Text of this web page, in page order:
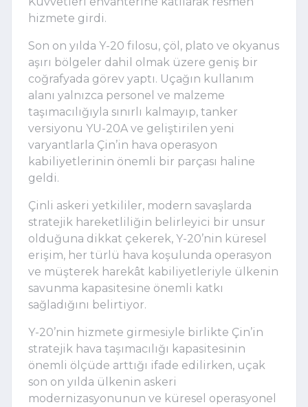
hizmete girdi.
Son on yılda Y-20 filosu, çöl, plato ve okyanus
aşırı bölgeler dahil olmak üzere geniş bir
coğrafyada görev yaptı. Uçağın kullanım
alanı yalnızca personel ve malzeme
taşımacılığıyla sınırlı kalmayıp, tanker
versiyonu YU-20A ve geliştirilen yeni
varyantlarla Çin’in hava operasyon
kabiliyetlerinin önemli bir parçası haline
geldi.
Çinli askeri yetkililer, modern savaşlarda
stratejik hareketliliğin belirleyici bir unsur
olduğuna dikkat çekerek, Y-20’nin küresel
erişim, her türlü hava koşulunda operasyon
ve müşterek harekât kabiliyetleriyle ülkenin
savunma kapasitesine önemli katkı
sağladığını belirtiyor.
Y-20’nin hizmete girmesiyle birlikte Çin’in
stratejik hava taşımacılığı kapasitesinin
önemli ölçüde arttığı ifade edilirken, uçak
son on yılda ülkenin askeri
modernizasyonunun ve küresel operasyonel